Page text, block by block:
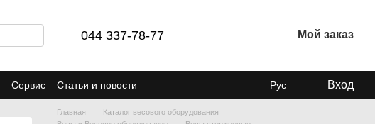
044 337-78-77 Мой заказ
Сервис
Статьи и новости
Рус Вход
Главная
Каталог весового оборудования